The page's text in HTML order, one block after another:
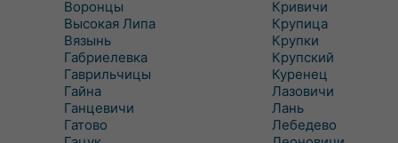
Воронцы
Высокая Липа
Вязынь
Габриелевка
Гаврильчицы
Гайна
Ганцевичи
Гатово
Кривичи
Крупица
Крупки
Крупский
Куренец
Лазовичи
Лань
Лебедево